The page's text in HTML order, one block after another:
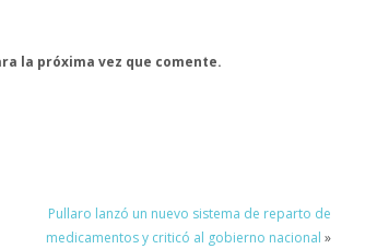
la próxima vez que comente.
Pullaro lanzó un nuevo sistema de reparto de
medicamentos y criticó al gobierno nacional »